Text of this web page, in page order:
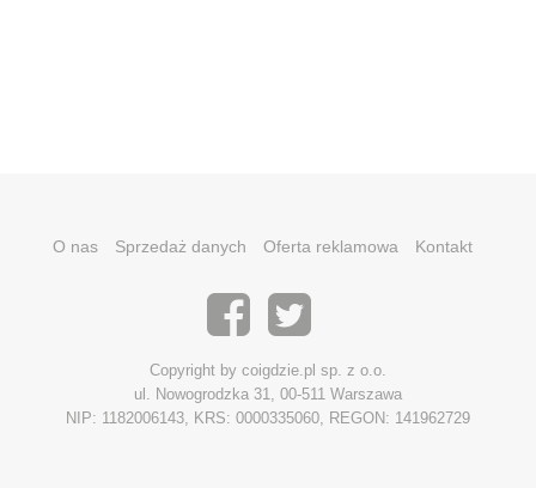
O nas Sprzedaż danych Oferta reklamowa Kontakt
Copyright by coigdzie.pl sp. z o.o.
ul. Nowogrodzka 31, 00-511 Warszawa
NIP: 1182006143, KRS: 0000335060, REGON: 141962729